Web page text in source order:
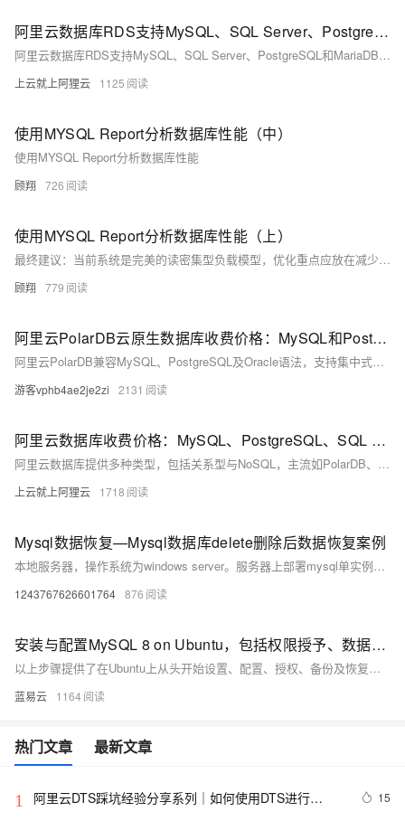
阿里云数据库RDS支持MySQL、SQL Server、PostgreSQL和MariaDB引擎
阿里云数据库RDS支持MySQL、SQL Server、PostgreSQL和MariaDB引擎，提供高性价比、稳定安全的云数据库服务，适用于多种行业与业务场景。
上云就上阿狸云 1125
使用MYSQL Report分析数据库性能（中）
使用MYSQL Report分析数据库性能
顾翔 726
使用MYSQL Report分析数据库性能（上）
最终建议：当前系统是完美的读密集型负载模型，优化重点应放在减少行读取量和提高数据定位效率。通过索引优化、分区策略和内存缓存，预期可降低30%的CPU负载，同时保持100%的缓冲池命中率。建议每百万次查询后刷新统计信息以持续优化
顾翔 779
阿里云PolarDB云原生数据库收费价格：MySQL和PostgreSQL详细介绍
阿里云PolarDB兼容MySQL、PostgreSQL及Oracle语法，支持集中式与分布式架构。标准版2核4G年费1116元起，企业版最高性能达4核16G，支持HTAP与多级高可用，广泛应用于金融、政务、互联网等领域，TCO成本降低50%。
游客vphb4ae2je2zi 2131
阿里云数据库收费价格：MySQL、PostgreSQL、SQL Server和MariaDB引擎费用整理
阿里云数据库提供多种类型，包括关系型与NoSQL，主流如PolarDB、RDS MySQL/PostgreSQL、Redis等。价格低至21元/月起，支持按需付费与优惠套餐，适用于各类应用场景。
上云就上阿狸云 1718
Mysql数据恢复—Mysql数据库delete删除后数据恢复案例
本地服务器，操作系统为windows server。服务器上部署mysql单实例，innodb引擎，独立表空间。未进行数据库备份，未开启binlog。 人为误操作使用Delete命令删除数据时未添加where子句，导致全表数据被删除。删除后未对该表进行任何操作。需要恢复误删除的数据。 在本案例中的mysql数据库未进行备份，也未开启binlog日志，无法直接还原数据库。
1243767626601764 876
安装与配置MySQL 8 on Ubuntu，包括权限授予、数据库备份及远程连接指南
以上步骤提供了在Ubuntu上从头开始设置、配置、授权、备份及恢复一个基础但完整的MySQL环境所需知识点。
蓝易云 1164
热门文章 最新文章
1
阿里云DTS踩坑经验分享系列｜如何使用DTS进行
15